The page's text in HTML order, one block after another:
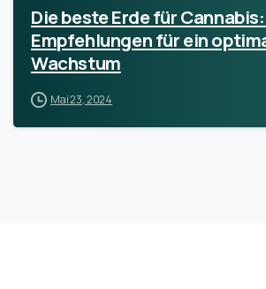
Die beste Erde für
Empfehlungen für ein
Wachstum
Mai 23, 2024